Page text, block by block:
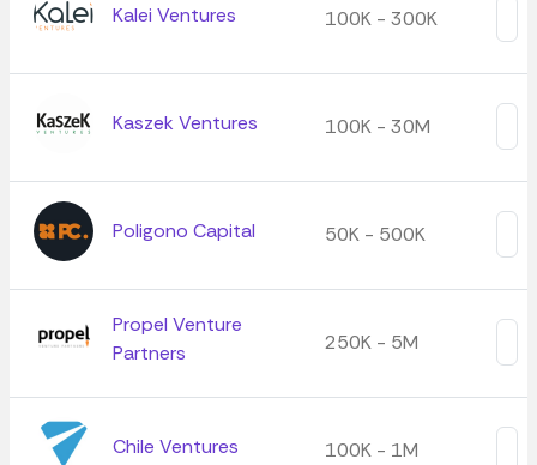
Kalei Ventures 100K - 300K
Kaszek Ventures 100K - 30M
Poligono Capital 50K - 500K
Propel Venture
Partners
250K - 5M
Chile Ventures 100K - 1M